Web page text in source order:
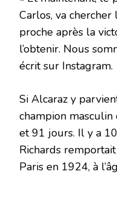
Carlos, va
proche après la
l’obtenir. Nous
écrit sur Instagram.
Si Alcaraz y
champion masculin
et 91 jours. Il y a
Richards
Paris en 1924, à